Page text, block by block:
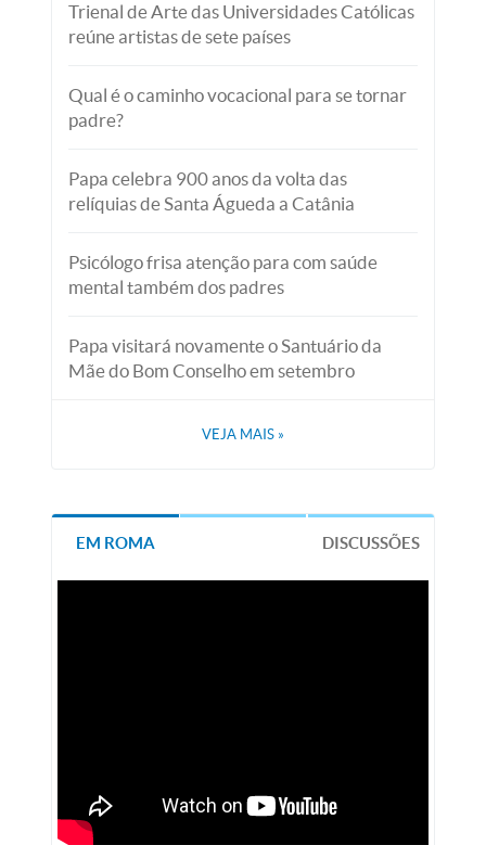
Trienal de Arte das Universidades Católicas
reúne artistas de sete países
Qual é o caminho vocacional para se tornar
padre?
Papa celebra 900 anos da volta das
relíquias de Santa Águeda a Catânia
Psicólogo frisa atenção para com saúde
mental também dos padres
Papa visitará novamente o Santuário da
Mãe do Bom Conselho em setembro
VEJA MAIS »
EM ROMA DISCUSSÕES